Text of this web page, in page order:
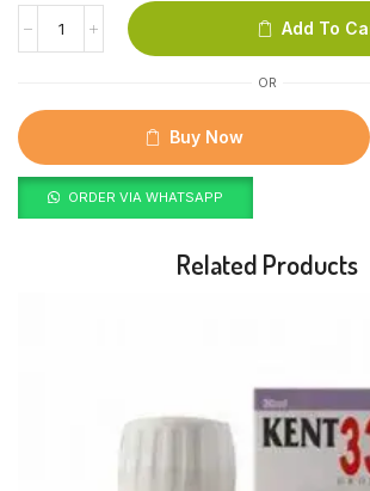
Add To
OR
Buy Now
ORDER VIA WHATSAPP
Related Products